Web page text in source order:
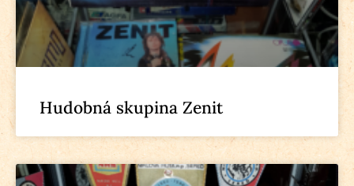
Hudobná skupina Zenit